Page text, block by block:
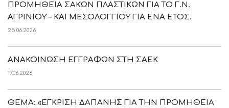
ΠΡΟΜΗΘΕΙΑ ΣΑΚΩΝ ΠΛΑΣΤΙΚΩΝ ΓΙΑ ΤΟ Γ.Ν.
ΑΓΡΙΝΙΟΥ – ΚΑΙ ΜΕΣΟΛΟΓΓΙΟΥ ΓΙΑ ΕΝΑ ΕΤΟΣ.
25.06.2026
ΑΝΑΚΟΙΝΩΣΗ ΕΓΓΡΑΦΩΝ ΣΤΗ ΣΑΕΚ
17.06.2026
ΘΕΜΑ: «ΕΓΚΡΙΣΗ ΔΑΠΑΝΗΣ ΓΙΑ ΤΗΝ ΠΡΟΜΗΘΕΙΑ